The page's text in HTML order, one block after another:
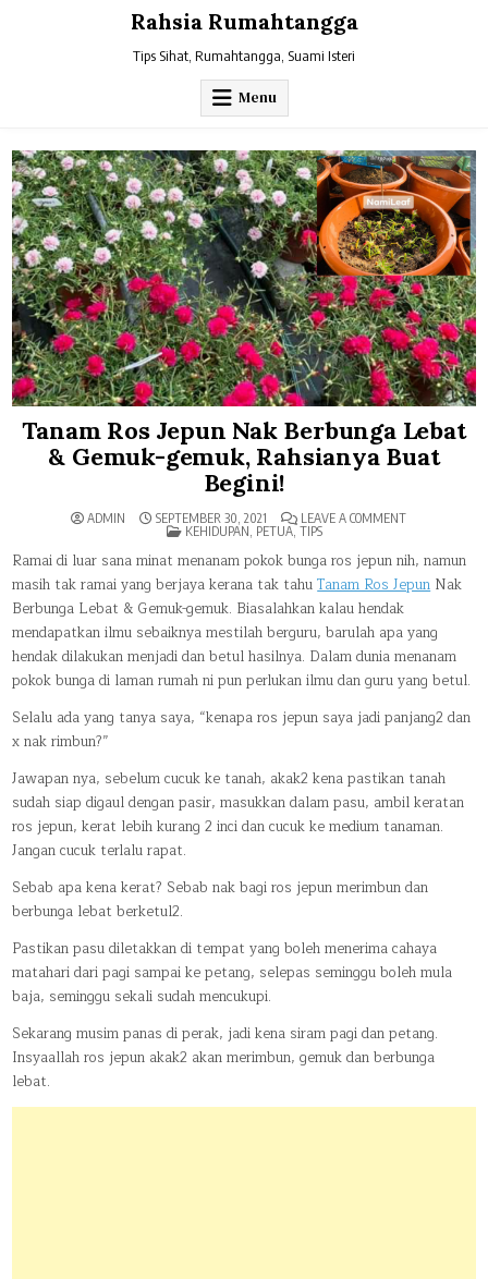
Rahsia Rumahtangga
Tips Sihat, Rumahtangga, Suami Isteri
Menu
Tanam Ros Jepun Nak Berbunga Lebat
& Gemuk-gemuk, Rahsianya Buat
Begini!
ADMIN SEPTEMBER 30, 2021 LEAVE A COMMENTON
JEPUN
NAK
BERBUNGA
LEBAT
GEMUK,
BUAT
BEGINI!
POSTED
KEHIDUPAN, PETUA, TIPS
Ramai di luar sana minat menanam pokok bunga ros jepun nih, namun
masih tak ramai yang berjaya kerana tak tahuTanam Ros JepunNak
Berbunga Lebat & Gemuk-gemuk. Biasalahkan kalau hendak
mendapatkan ilmu sebaiknya mestilah berguru, barulah apa yang
hendak dilakukan menjadi dan betul hasilnya. Dalam dunia menanam
pokok bunga di laman rumah ni pun perlukan ilmu dan guru yang betul.
Selalu ada yang tanya saya, “kenapa ros jepun saya jadi panjang2 dan
x nak rimbun?”
Jawapan nya, sebelum cucuk ke tanah, akak2 kena pastikan tanah
sudah siap digaul dengan pasir, masukkan dalam pasu, ambil keratan
ros jepun, kerat lebih kurang 2 inci dan cucuk ke medium tanaman.
Jangan cucuk terlalu rapat.
Sebab apa kena kerat? Sebab nak bagi ros jepun merimbun dan
berbunga lebat berketul2.
Pastikan pasu diletakkan di tempat yang boleh menerima cahaya
matahari dari pagi sampai ke petang, selepas seminggu boleh mula
baja, seminggu sekali sudah mencukupi.
Sekarang musim panas di perak, jadi kena siram pagi dan petang.
Insyaallah ros jepun akak2 akan merimbun, gemuk dan berbunga
lebat.